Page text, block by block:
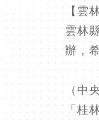
【雲
雲林
辦，
（中
「桂